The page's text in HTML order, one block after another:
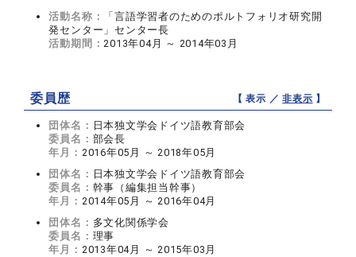
活動名称：
「言語学習者のためのポルトフォリオ研究開
発センター」センター長
活動期間：2013年04月 ～ 2014年03月
委員歴 【 表示 ／非表示 】
団体名： 日本独文学会ドイツ語教育部会
委員名： 部会長
年月： 2016年05月 ～ 2018年05月
団体名： 日本独文学会ドイツ語教育部会
委員名： 幹事（編集担当幹事）
年月： 2014年05月 ～ 2016年04月
団体名： 多文化関係学会
委員名： 理事
年月： 2013年04月 ～ 2015年03月